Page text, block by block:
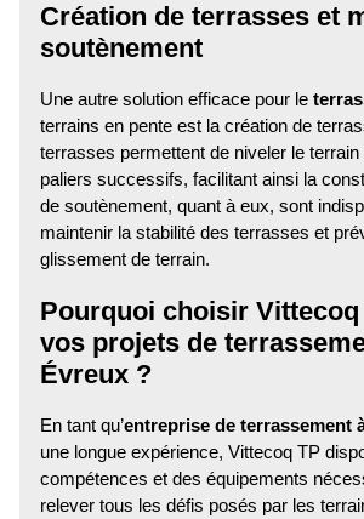
Création de terrasses et
soutènement
Une autre solution efficace pour le
terrains en pente est la création de
terrasses permettent de niveler le
paliers successifs, facilitant ainsi la
de soutènement, quant à eux, sont
maintenir la stabilité des terrasses et
glissement de terrain.
Pourquoi choisir Vittecoq
vos projets de
Évreux ?
En tant qu’entreprise de terrassement
une longue expérience, Vittecoq TP
compétences et des équipements
relever tous les défis posés par les